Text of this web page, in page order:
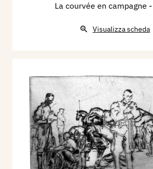
La courvée en campagne
Visualizza scheda